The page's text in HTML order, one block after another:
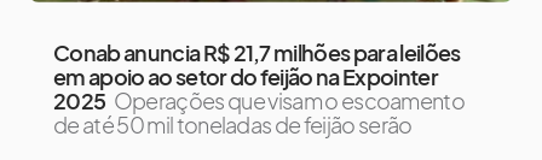
Conab anuncia R$ 21,7 milhões para leilões
em apoio ao setor do feijão na Expointer
2025 Operações que visam o escoamento
de até 50 mil toneladas de feijão serão